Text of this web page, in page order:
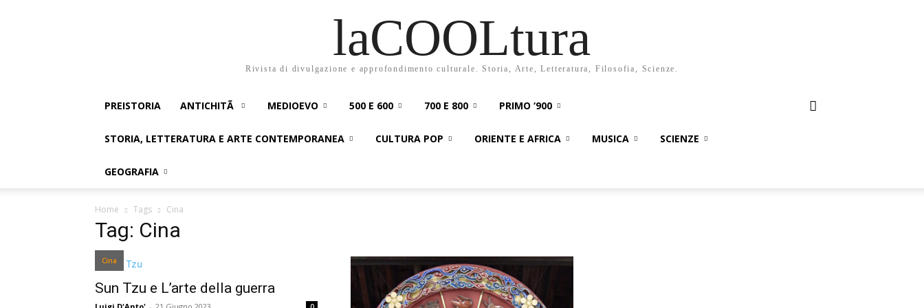
laCOOLtura
Rivista di divulgazione e approfondimento culturale. Storia, Arte, Letteratura, Filosofia, Scienze.
PREISTORIA ANTICHITÃ MEDIOEVO 500 E 600 700 E 800 PRIMO ‘900
STORIA, LETTERATURA E ARTE CONTEMPORANEA CULTURA POP ORIENTE E AFRICA MUSICA SCIENZE
GEOGRAFIA
Home Tags Cina
Tag: Cina
Cina
Sun Tzu e L’arte della guerra